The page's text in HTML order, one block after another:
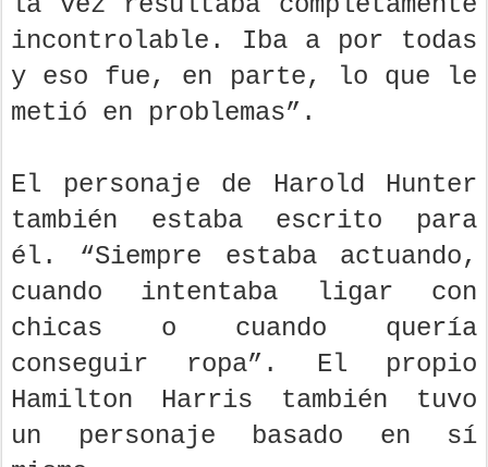
la vez resultaba completamente
incontrolable. Iba a por todas
y eso fue, en parte, lo que le
metió en problemas”.
El personaje de Harold Hunter
también estaba escrito para
él. “Siempre estaba actuando,
cuando intentaba ligar con
chicas o cuando quería
conseguir ropa”. El propio
Hamilton Harris también tuvo
un personaje basado en sí